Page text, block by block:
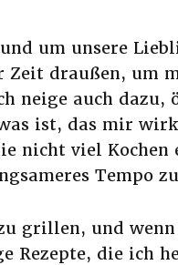
um unsere
Zeit draußen, um
neige auch dazu,
ist, das mir
nicht viel
Tempo
grillen, und
Rezepte, die ich